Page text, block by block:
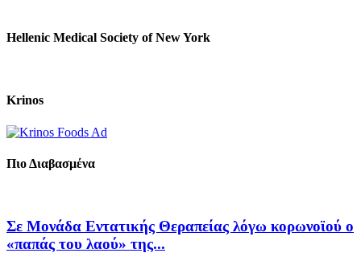
Hellenic Medical Society of New York
Krinos
Πιο Διαβασμένα
Σε Μονάδα Εντατικής Θεραπείας λόγω κορωνοϊού ο
«παπάς του λαού» της...